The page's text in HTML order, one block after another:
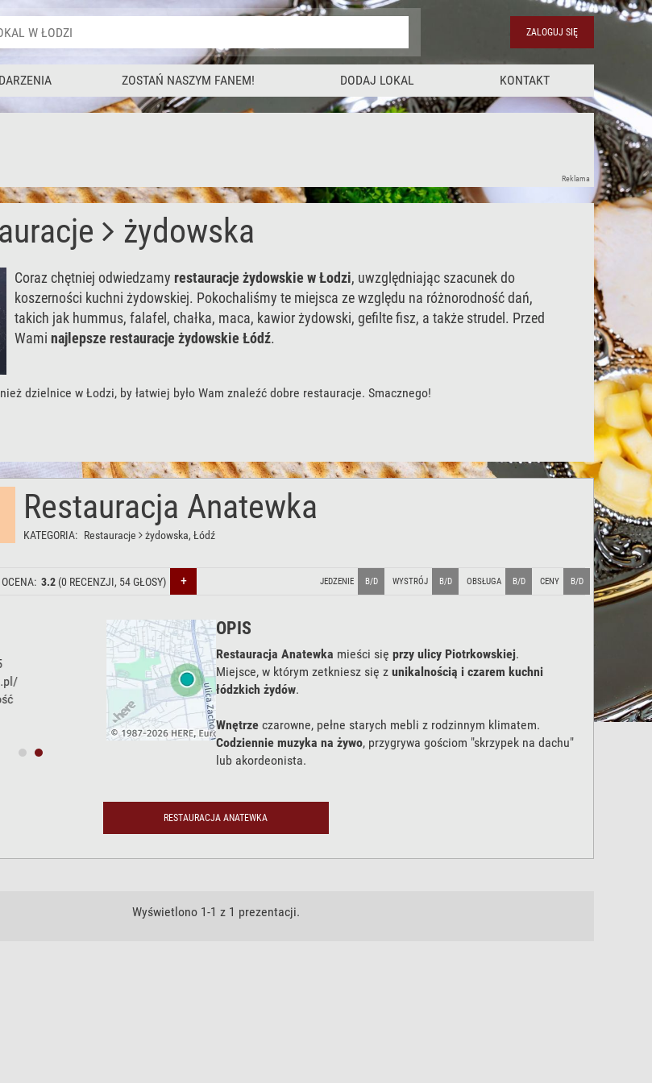
ZALOGUJ SIĘ
ZOSTAŃ NASZYM FANEM! DODAJ LOKAL KONTAKT
Reklama
żydowska
Coraz chętniej odwiedzamy restauracje żydowskie w Łodzi, uwzględniając szacunek do
koszerności kuchni żydowskiej. Pokochaliśmy te miejsca ze względu na różnorodność dań,
takich jak hummus, falafel, chałka, maca, kawior żydowski, gefilte fisz, a także strudel. Przed
Wami najlepsze restauracje żydowskie Łódź.
dzielnice w Łodzi, by łatwiej było Wam znaleźć dobre restauracje. Smacznego!
Restauracja Anatewka
KATEGORIA: Restauracje żydowska, Łódź
3.2 (0 RECENZJI, 54GŁOSY) + JEDZENIE B/D WYSTRÓJ B/D OBSŁUGA B/D CENY B/D
ul. Drewnowska 58(Centrum
Handlowe Manufaktura),
tel:
(42) 633 22 77
wyślij wiadomość
Łódź
tel: (42) 630 36 35
www.anatewka.pl/
OPIS
Restauracja Anatewka mieści się przy ulicy Piotrkowskiej.
Miejsce, w którym zetkniesz się z unikalnością i czarem kuchni
łódzkich żydów.
Wnętrzeczarowne, pełne starych mebli z rodzinnym klimatem.
Codziennie muzyka na żywo, przygrywa gościom "skrzypek na dachu"
lub akordeonista.
RESTAURACJA ANATEWKA
Wyświetlono 1-1 z 1 prezentacji.